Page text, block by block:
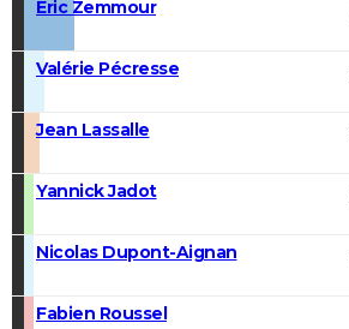
Éric Zemmour
Valérie Pécresse
Jean Lassalle
Yannick Jadot
Nicolas Dupont-Aignan
Fabien Roussel